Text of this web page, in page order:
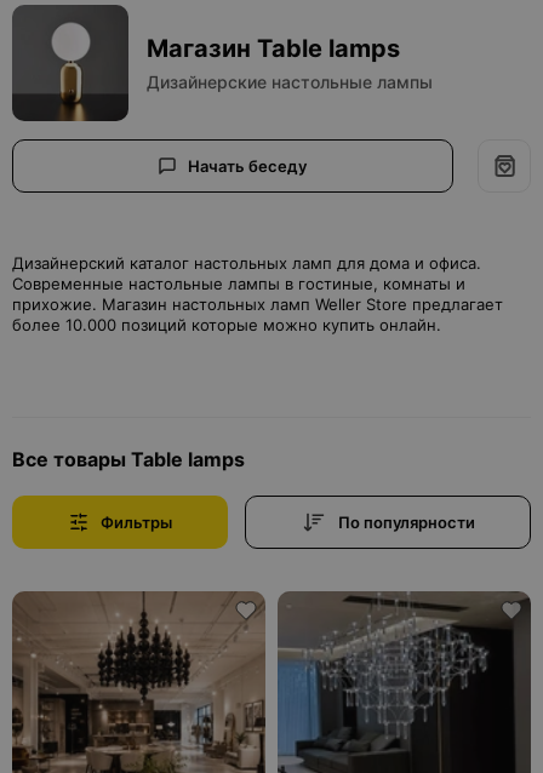
Магазин Table lamps
Дизайнерские настольные лампы
Начать беседу
Дизайнерский каталог настольных ламп для дома и офиса.
Современные настольные лампы в гостиные, комнаты и
прихожие. Магазин настольных ламп Weller Store предлагает
более 10.000 позиций которые можно купить онлайн.
Все товары Table lamps
Фильтры По популярности